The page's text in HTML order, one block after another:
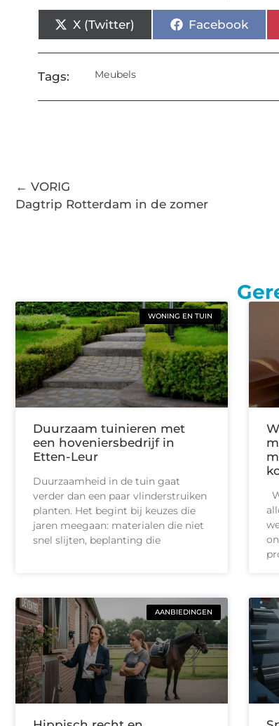
X (Twitter) Facebook
Tags: Meubels
← VORIG
Dagtrip Rotterdam in de zomer
WONING EN TUIN
Duurzaam tuinieren met
een hoveniersbedrijf in
Etten-Leur
Duurzaamheid in de tuin gaat
verder dan een paar vlinderstruiken
planten. Het begint bij keuzes die
jaren meegaan: materialen die niet
snel slijten, beplanting die
AANBIEDINGEN